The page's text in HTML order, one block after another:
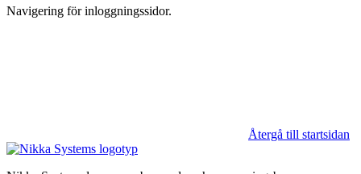
Navigering för inloggningssidor.
Återgå till startsidan